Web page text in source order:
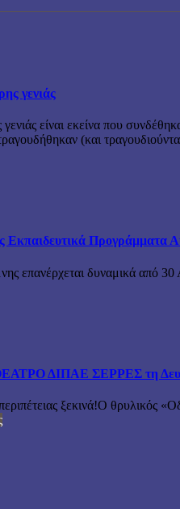
γενιάς
είναι εκείνα που
(και
Προγράμματα
επανέρχεται δυναμικά από
ΔΙΠΑΕ ΣΕΡΡΕΣ τη
ξεκινά!Ο θρυλικός